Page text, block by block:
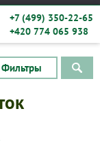
+7 (499) 350-22-65
+420 774 065 938
Фильтры